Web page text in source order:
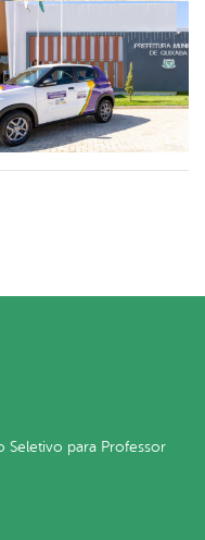
Seletivo para Professor